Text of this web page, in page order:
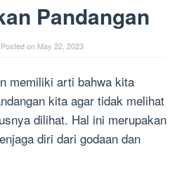
Pandangan
Posted on May 22, 2023
memiliki arti bahwa kita
kita agar tidak melihat
dilihat. Hal ini merupakan
diri dari godaan dan